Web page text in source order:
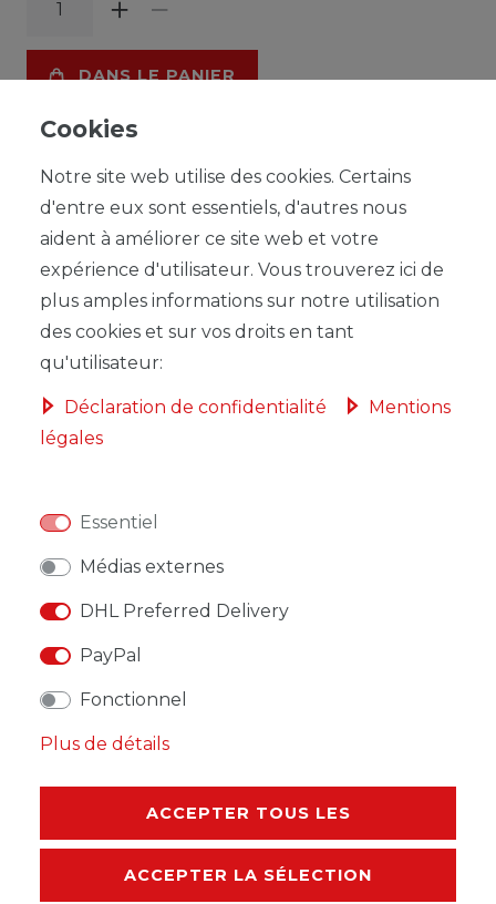
DANS LE PANIER
LISTE DE SOUHAITS
* avec TVA hors Frais de livraison
DESCRIPTION
FABRICANT
Les feuilles LEUCHTTURM (format 270 x 297 mm /
papier stable, sans bois ni acide (170 g/m 2 ). Nous
renonçons volontairement à une impression en
couleurs. Vous pouvez ainsi plus facilement savoir
quels timbres manquent encore dans votre album.
Cookies
Notre site web utilise des cookies. Certains
d'entre eux sont essentiels, d'autres nous
aident à améliorer ce site web et votre
expérience d'utilisateur. Vous trouverez ici de
plus amples informations sur notre utilisation
des cookies et sur vos droits en tant
qu'utilisateur:
Déclaration de confidentialité
Mentions
légales
Essentiel
Médias externes
DHL Preferred Delivery
PayPal
Fonctionnel
Plus de détails
ACCEPTER TOUS LES
ACCEPTER LA SÉLECTION